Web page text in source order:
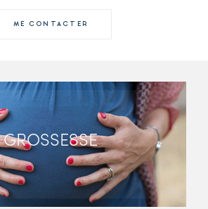
ME CONTACTER
GROSSESSE